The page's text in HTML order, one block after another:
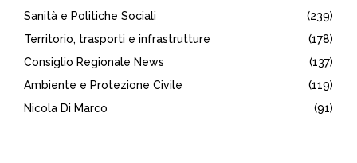
Sanità e Politiche Sociali
(239)
Territorio, trasporti e infrastrutture
(178)
Consiglio Regionale News
(137)
Ambiente e Protezione Civile
(119)
Nicola Di Marco
(91)